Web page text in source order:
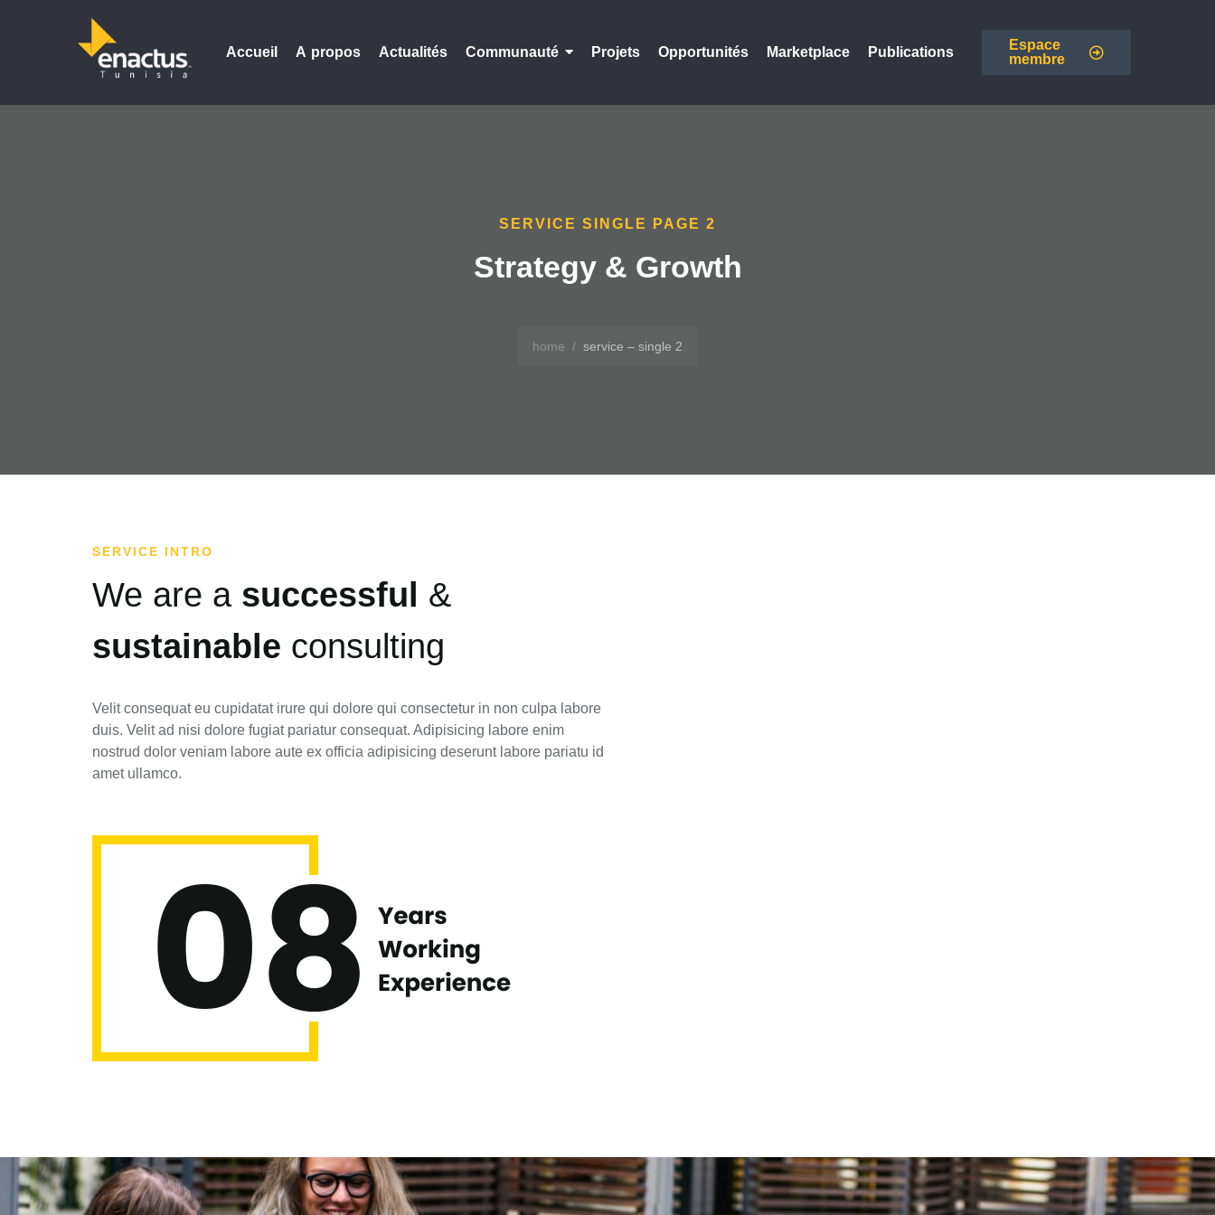
Accueil A propos Actualités Communauté Projets Opportunités Marketplace Publications
Espace
membre
SERVICE SINGLE PAGE 2
Strategy & Growth
home / service – single 2
SERVICE INTRO
We are a successful &
sustainable consulting
Velit consequat eu cupidatat irure qui dolore qui consectetur in non culpa labore
duis. Velit ad nisi dolore fugiat pariatur consequat. Adipisicing labore enim
nostrud dolor veniam labore aute ex officia adipisicing deserunt labore pariatu id
amet ullamco.